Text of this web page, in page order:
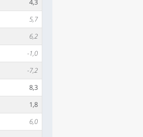
4,3
5,7
6,2
-1,0
-7,2
8,3
1,8
6,0